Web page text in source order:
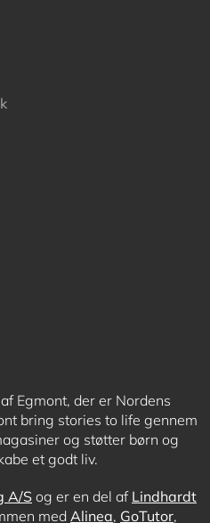
Egmont, der er Nordens
bring stories to life gennem
og støtter børn og
et godt liv.
A/S og er en del af Lindhardt
med Alinea, GoTutor,